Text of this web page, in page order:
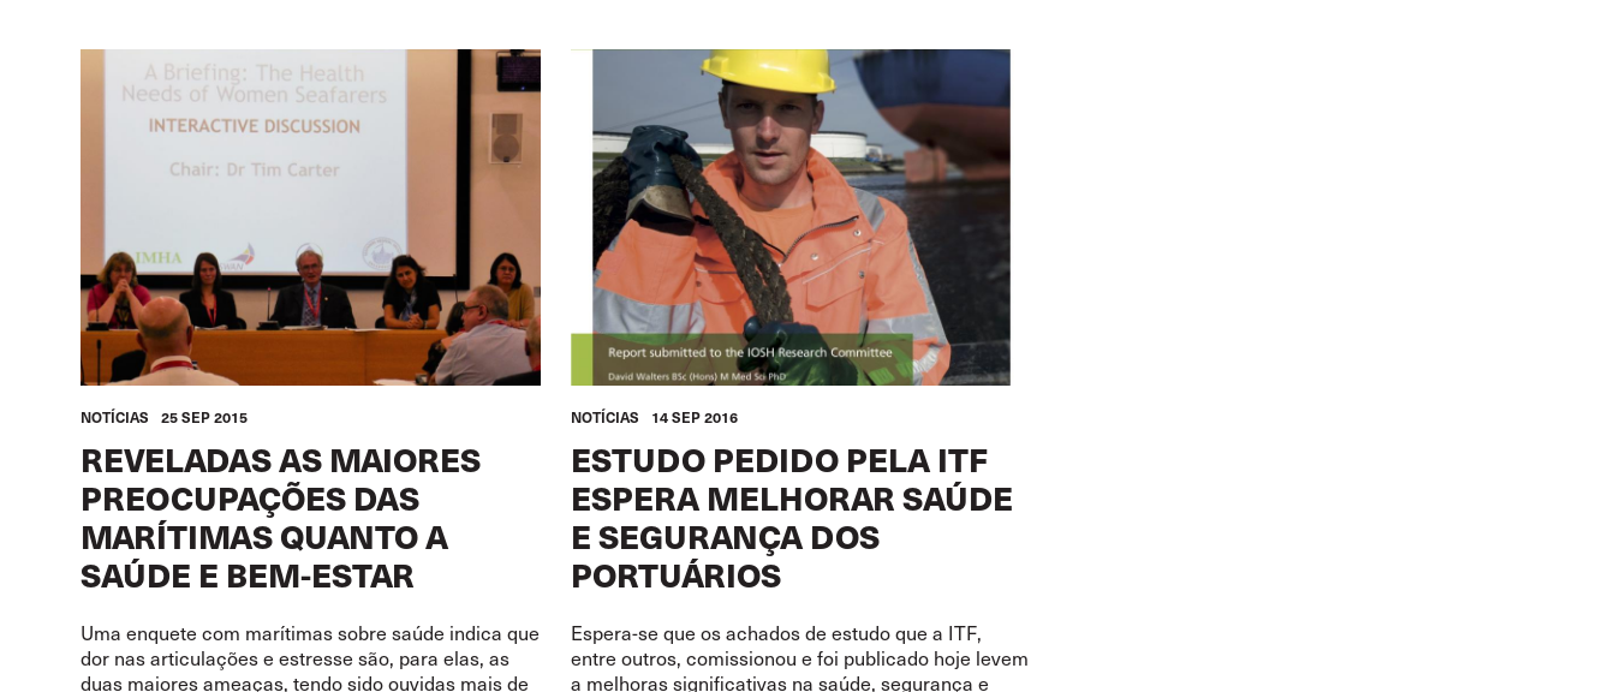
NOTÍCIAS 25 SEP 2015
REVELADAS AS MAIORES
PREOCUPAÇÕES DAS
MARÍTIMAS QUANTO A
SAÚDE E BEM-ESTAR
Uma enquete com marítimas sobre saúde indica que
dor nas articulações e estresse são, para elas, as
duas maiores ameaças, tendo sido ouvidas mais de
NOTÍCIAS 14 SEP 2016
ESTUDO PEDIDO PELA ITF
ESPERA MELHORAR SAÚDE
E SEGURANÇA DOS
PORTUÁRIOS
Espera-se que os achados de estudo que a ITF,
entre outros, comissionou e foi publicado hoje levem
a melhoras significativas na saúde, segurança e